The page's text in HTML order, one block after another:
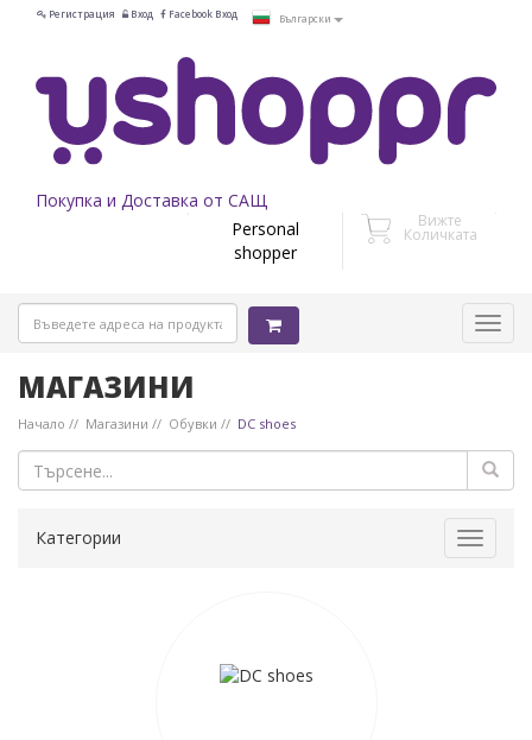
Регистрация Вход Facebook Вход Български
Покупка и Доставка от САЩ
Personal
shopper
Вижте
Количката
МАГАЗИНИ
Начало Магазини Обувки DC shoes
Toggle
Категории